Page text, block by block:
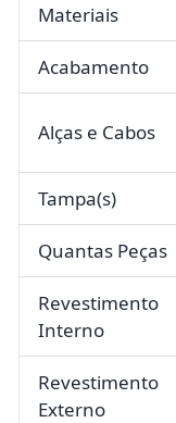
Materiais
Acabamento
Alças e Cabos
Tampa(s)
Quantas Peças
Revestimento
Interno
Revestimento
Externo